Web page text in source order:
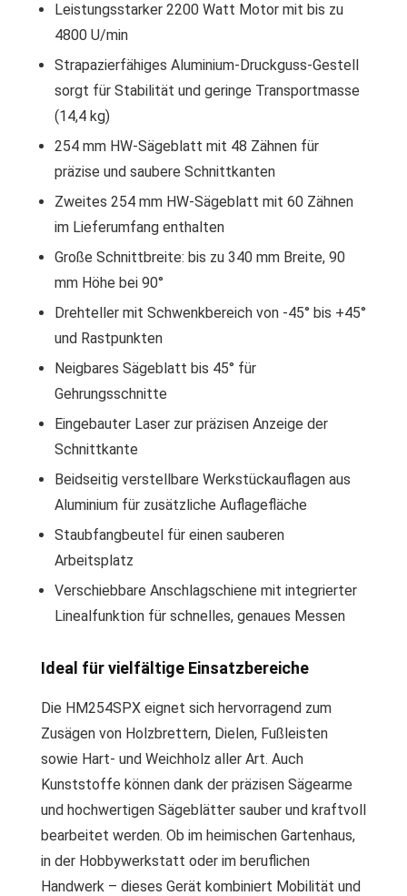
Leistungsstarker 2200 Watt Motor mit bis zu
4800 U/min
Strapazierfähiges Aluminium-Druckguss-Gestell
sorgt für Stabilität und geringe Transportmasse
(14,4 kg)
254 mm HW-Sägeblatt mit 48 Zähnen für
präzise und saubere Schnittkanten
Zweites 254 mm HW-Sägeblatt mit 60 Zähnen
im Lieferumfang enthalten
Große Schnittbreite: bis zu 340 mm Breite, 90
mm Höhe bei 90°
Drehteller mit Schwenkbereich von -45° bis +45°
und Rastpunkten
Neigbares Sägeblatt bis 45° für
Gehrungsschnitte
Eingebauter Laser zur präzisen Anzeige der
Schnittkante
Beidseitig verstellbare Werkstückauflagen aus
Aluminium für zusätzliche Auflagefläche
Staubfangbeutel für einen sauberen
Arbeitsplatz
Verschiebbare Anschlagschiene mit integrierter
Linealfunktion für schnelles, genaues Messen
Ideal für vielfältige Einsatzbereiche
Die HM254SPX eignet sich hervorragend zum
Zusägen von Holzbrettern, Dielen, Fußleisten
sowie Hart- und Weichholz aller Art. Auch
Kunststoffe können dank der präzisen Sägearme
und hochwertigen Sägeblätter sauber und kraftvoll
bearbeitet werden. Ob im heimischen Gartenhaus,
in der Hobbywerkstatt oder im beruflichen
Handwerk – dieses Gerät kombiniert Mobilität und